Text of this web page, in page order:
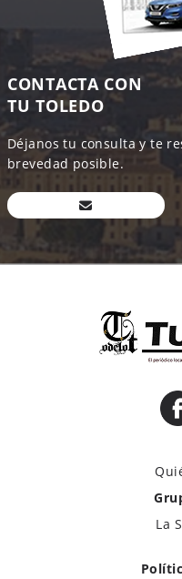
CONTACTA CON
TU TOLEDO
Déjanos tu consulta y te
brevedad posible.
La